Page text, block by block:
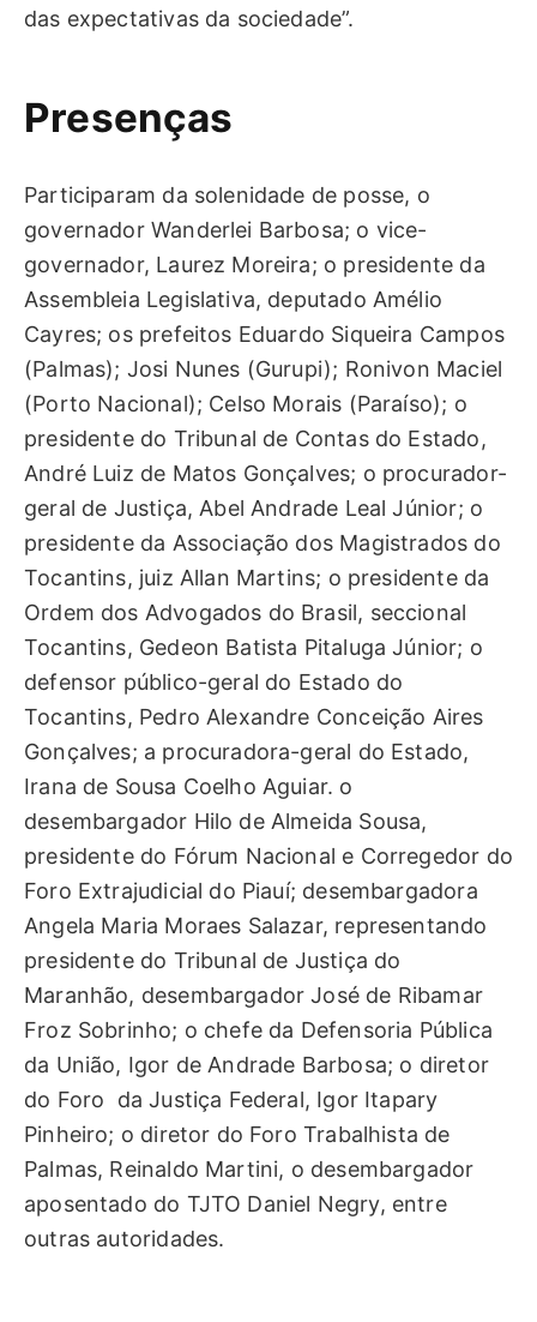
das expectativas da sociedade”.
Presenças
Participaram da solenidade de posse, o
governador Wanderlei Barbosa; o vice-
governador, Laurez Moreira; o presidente da
Assembleia Legislativa, deputado Amélio
Cayres; os prefeitos Eduardo Siqueira Campos
(Palmas); Josi Nunes (Gurupi); Ronivon Maciel
(Porto Nacional); Celso Morais (Paraíso); o
presidente do Tribunal de Contas do Estado,
André Luiz de Matos Gonçalves; o procurador-
geral de Justiça, Abel Andrade Leal Júnior; o
presidente da Associação dos Magistrados do
Tocantins, juiz Allan Martins; o presidente da
Ordem dos Advogados do Brasil, seccional
Tocantins, Gedeon Batista Pitaluga Júnior; o
defensor público-geral do Estado do
Tocantins, Pedro Alexandre Conceição Aires
Gonçalves; a procuradora-geral do Estado,
Irana de Sousa Coelho Aguiar. o
desembargador Hilo de Almeida Sousa,
presidente do Fórum Nacional e Corregedor do
Foro Extrajudicial do Piauí; desembargadora
Angela Maria Moraes Salazar, representando
presidente do Tribunal de Justiça do
Maranhão, desembargador José de Ribamar
Froz Sobrinho; o chefe da Defensoria Pública
da União, Igor de Andrade Barbosa; o diretor
do Foro da Justiça Federal, Igor Itapary
Pinheiro; o diretor do Foro Trabalhista de
Palmas, Reinaldo Martini, o desembargador
aposentado do TJTO Daniel Negry, entre
outras autoridades.